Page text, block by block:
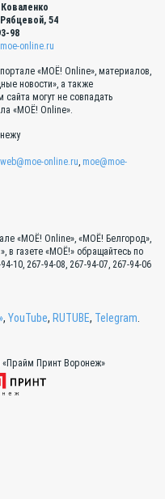
54
98
online.ru
«МОЁ! Online», материалов,
новости», а также
могут не совпадать
«МОЁ! Online».
web@moe-online.ru, moe@moe-
«МОЁ! Online», «МОЁ! Белгород»,
в газете «МОЁ!» обращайтесь по
10, 267-94-08, 267-94-07, 267-94-06
, YouTube, RUTUBE, Telegram.
«Прайм Принт Воронеж»